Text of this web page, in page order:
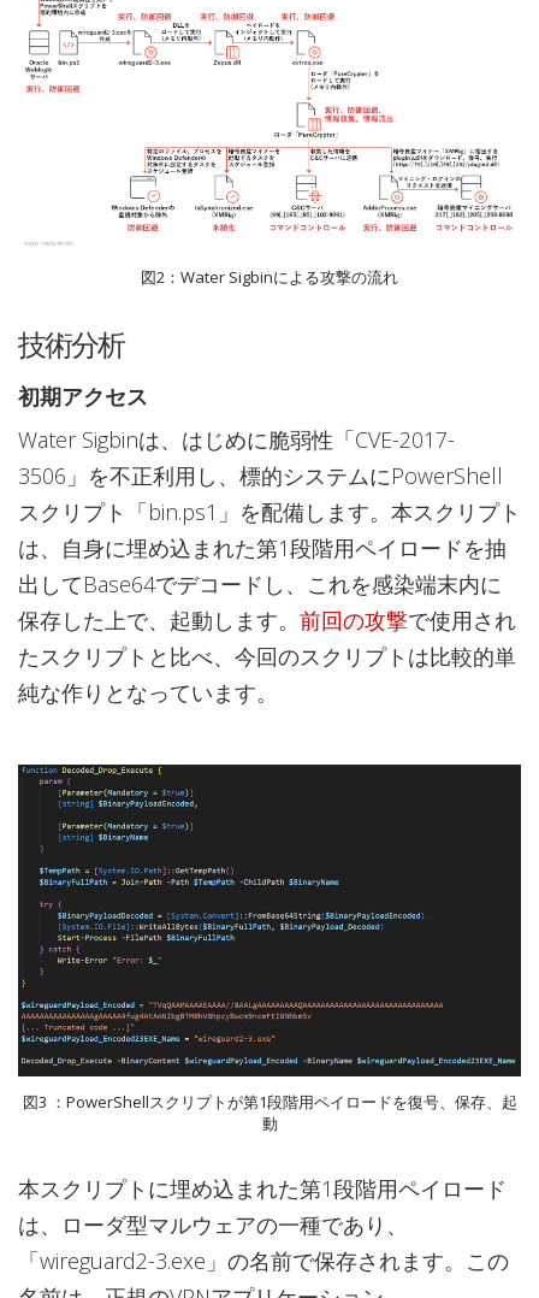
図2：Water Sigbinによる攻撃の流れ
技術分析
初期アクセス
Water Sigbinは、はじめに脆弱性「CVE-2017-
3506」を不正利用し、標的システムにPowerShell
スクリプト「bin.ps1」を配備します。本スクリプト
は、自身に埋め込まれた第1段階用ペイロードを抽
出してBase64でデコードし、これを感染端末内に
保存した上で、起動します。 前回の攻撃で使用され
たスクリプトと比べ、今回のスクリプトは比較的単
純な作りとなっています。
図3 ：PowerShellスクリプトが第1段階用ペイロードを復号、保存、起
動
本スクリプトに埋め込まれた第1段階用ペイロード
は、ローダ型マルウェアの一種であり、
「wireguard2-3.exe」の名前で保存されます。この